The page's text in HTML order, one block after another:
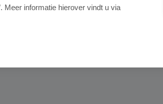
Meer informatie hierover vindt u via